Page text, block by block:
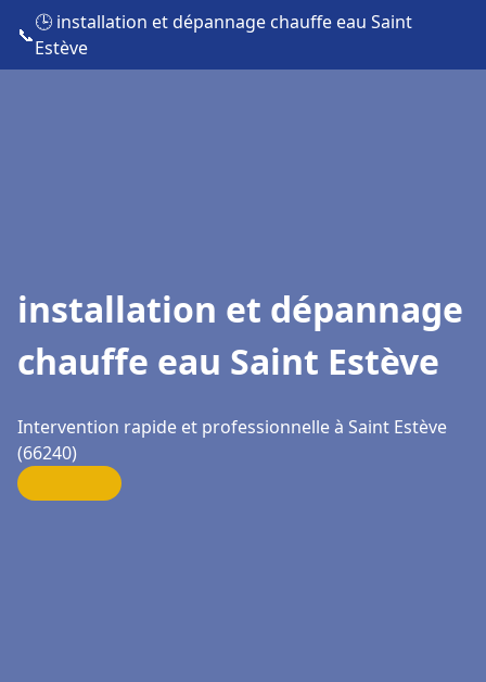
📞
🕒 installation et dépannage chauffe eau Saint
Estève
installation et dépannage
chauffe eau Saint Estève
Intervention rapide et professionnelle à Saint Estève
(66240)